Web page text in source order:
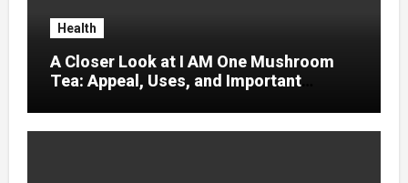
Health
A Closer Look at I AM One Mushroom
Tea: Appeal, Uses, and Important